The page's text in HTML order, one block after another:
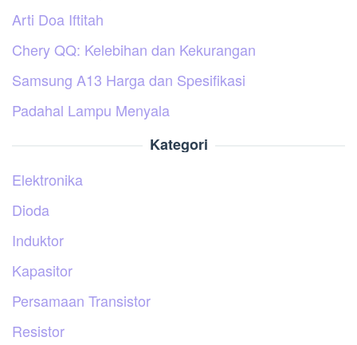
Arti Doa Iftitah
Chery QQ: Kelebihan dan Kekurangan
Samsung A13 Harga dan Spesifikasi
Padahal Lampu Menyala
Kategori
Elektronika
Dioda
Induktor
Kapasitor
Persamaan Transistor
Resistor